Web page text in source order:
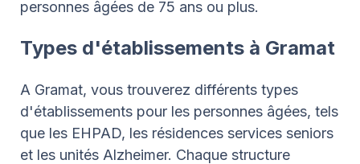
personnes âgées de 75 ans ou plus.
Types d'établissements à Gramat
A Gramat, vous trouverez différents types
d'établissements pour les personnes âgées, tels
que les EHPAD, les résidences services seniors
et les unités Alzheimer. Chaque structure